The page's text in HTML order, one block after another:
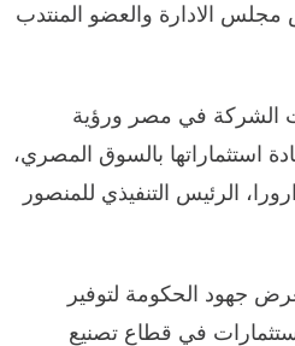
الادارة والعضو المنتدب
الشركة في مصر ورؤية
استثماراتها بالسوق المصري،
الرئيس التنفيذي للمنصور
جهود الحكومة لتوفير
في قطاع تصنيع